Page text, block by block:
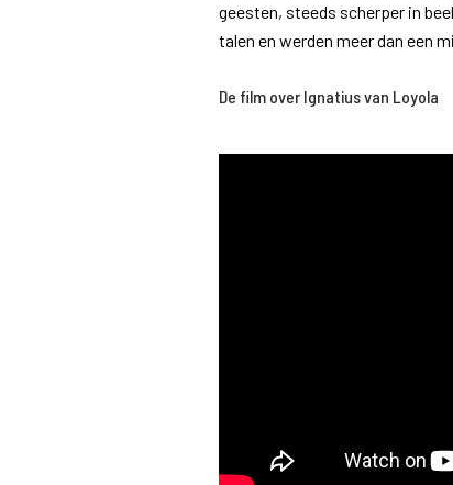
geesten, steeds scherper in
talen en werden meer dan een
De film over Ignatius van Loyola